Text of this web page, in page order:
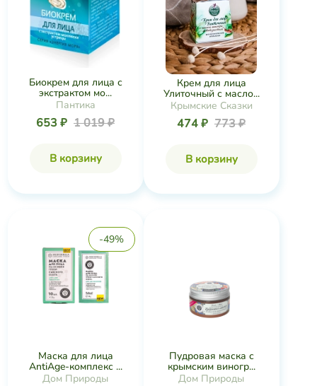
Биокрем для лица с
экстрактом мо...
Пантика
653 ₽ 1 019 ₽
В корзину
​Крем для лица
Улиточный с масло...
Крымские Сказки
474 ₽ 773 ₽
В корзину
-49%
Маска для лица
AntiAge-комплекс ...
Дом Природы
Пудровая маска с
крымским виногр...
Дом Природы